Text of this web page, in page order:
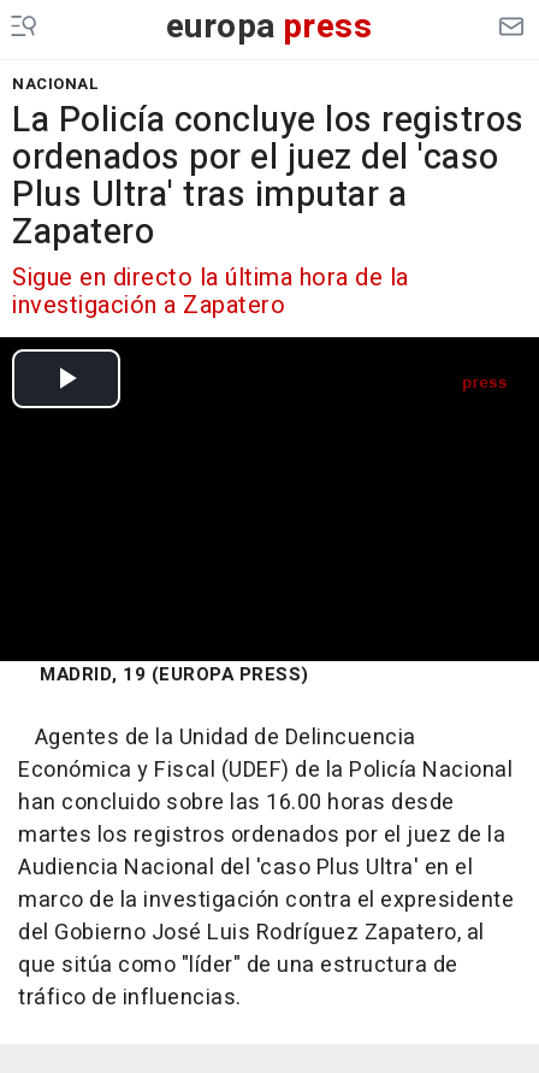
europa press
NACIONAL
La Policía concluye los registros
ordenados por el juez del 'caso
Plus Ultra' tras imputar a
Zapatero
Sigue en directo la última hora de la
investigación a Zapatero
MADRID, 19 (EUROPA PRESS)
Agentes de la Unidad de Delincuencia
Económica y Fiscal (UDEF) de la Policía Nacional
han concluido sobre las 16.00 horas desde
martes los registros ordenados por el juez de la
Audiencia Nacional del 'caso Plus Ultra' en el
marco de la investigación contra el expresidente
del Gobierno José Luis Rodríguez Zapatero, al
que sitúa como "líder" de una estructura de
tráfico de influencias.